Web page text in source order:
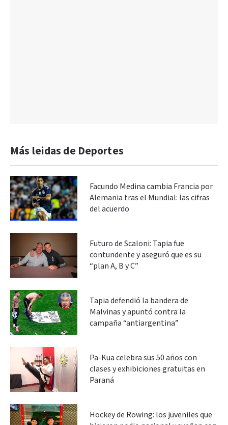
Más leidas de Deportes
Facundo Medina cambia Francia por
Alemania tras el Mundial: las cifras
del acuerdo
Futuro de Scaloni: Tapia fue
contundente y aseguró que es su
“plan A, B y C”
Tapia defendió la bandera de
Malvinas y apuntó contra la
campaña “antiargentina”
Pa-Kua celebra sus 50 años con
clases y exhibiciones gratuitas en
Paraná
Hockey de Rowing: los juveniles que